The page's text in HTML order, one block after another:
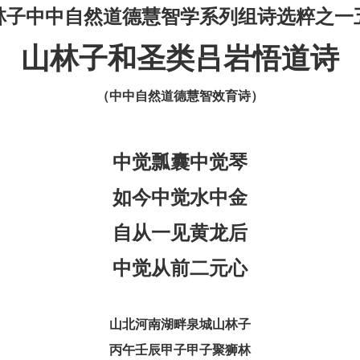
子中中自然道德慧智学系列组诗选粹之一
山林子和圣类吕岩悟道诗
（中中自然道德慧智效育诗）
中觉瓢囊中觉琴
如今中觉水中金
自从一见黄龙后
中觉从前二元心
山北河南湖畔泉城山林子
丙午壬辰甲子甲子聚狮林